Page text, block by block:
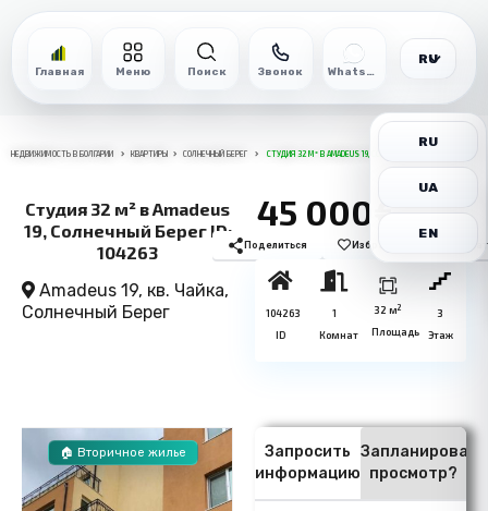
Главная Меню Поиск Звонок WhatsApp
RU
RU
UA
EN
НЕДВИЖИМОСТЬ В БОЛГАРИИ КВАРТИРЫ СОЛНЕЧНЫЙ БЕРЕГ СТУДИЯ 32 М² В AMADEUS 19, СОЛНЕЧНЫЙ БЕРЕГ ID: 104263
Студия 32 м² в Amadeus
19, Солнечный Берег ID:
104263
Amadeus 19, кв. Чайка,
Солнечный Берег
45 000€
Поделиться Избранное
104263
ID
1
Комнат
32 м2
Площадь
3
Этаж
🏠 Вторичное жилье
Запросить
информацию
Запланировать
просмотр?